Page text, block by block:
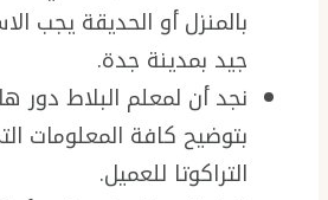
بالمنزل أو الحديقة يجب
جيد بمدينة جدة.
نجد أن لمعلم البلاط دور
بتوضيح كافة المعلومات
التراكوتا للعميل.